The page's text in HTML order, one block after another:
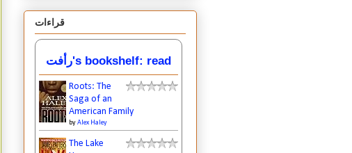
قراءات
رأفت's bookshelf: read
Roots: The
Saga of an
American Family
byAlex Haley
The Lake